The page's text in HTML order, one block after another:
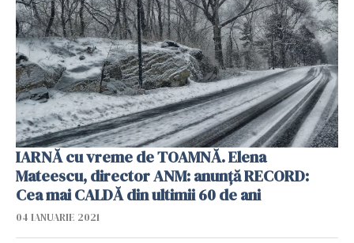
IARNĂ cu vreme de TOAMNĂ. Elena
Mateescu, director ANM: anunță RECORD:
Cea mai CALDĂ din ultimii 60 de ani
04 IANUARIE 2021